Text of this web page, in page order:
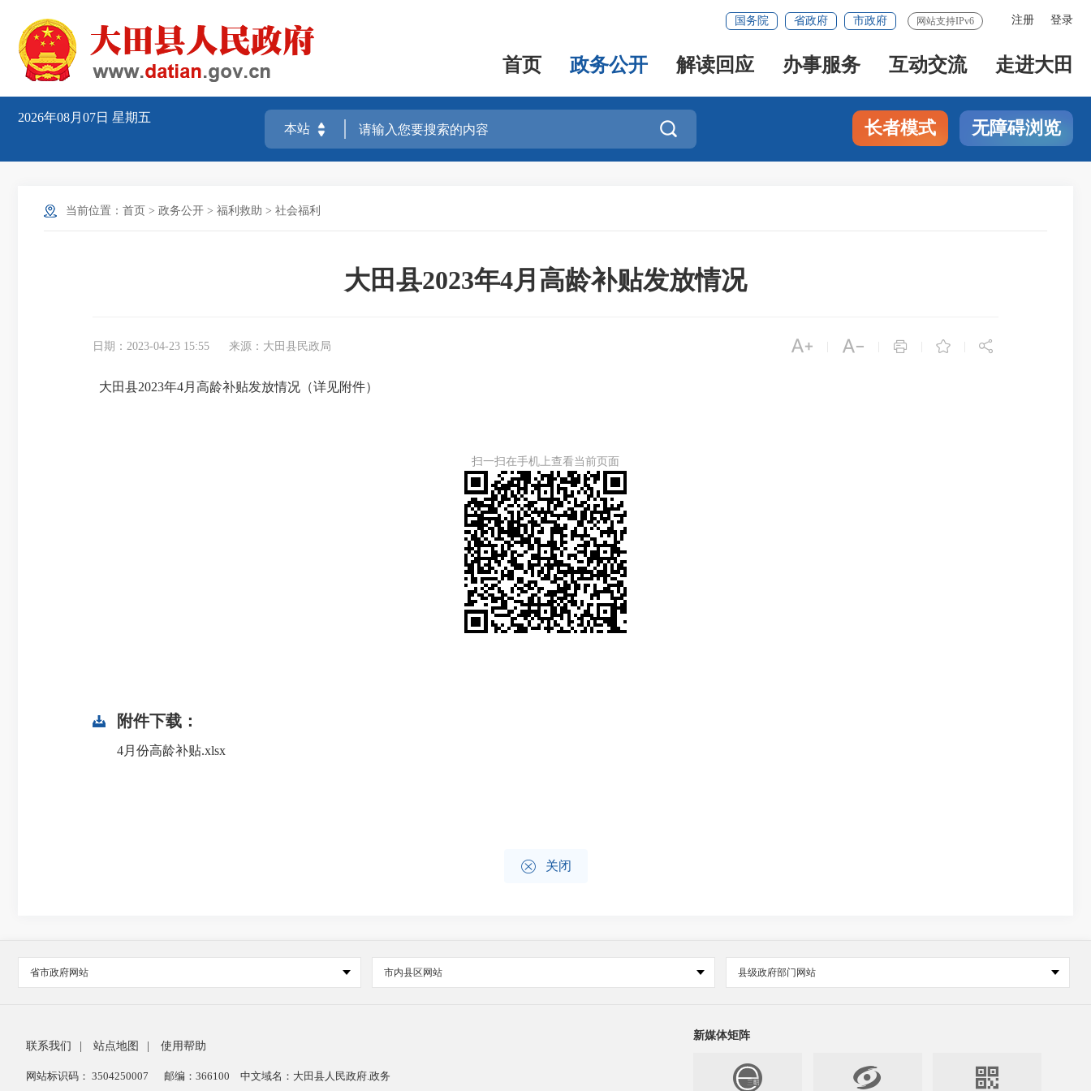
注册 登录
国务院 省政府 市政府 网站支持IPv6
首页 政务公开 解读回应 办事服务 互动交流 走进大田
2026年08月07日 星期五
 长者模式 无障碍浏览
当前位置： 首页 > 政务公开 > 福利救助 > 社会福利
大田县2023年4月高龄补贴发放情况
日期：2023-04-23 15:55 来源：大田县民政局     
大田县2023年4月高龄补贴发放情况（详见附件）
扫一扫在手机上查看当前页面
附件下载：
4月份高龄补贴.xlsx
 关闭
省市政府网站 市内县区网站 县级政府部门网站
联系我们 站点地图 使用帮助
网站标识码： 3504250007 邮编：366100 中文域名：大田县人民政府.政务
新媒体矩阵
 